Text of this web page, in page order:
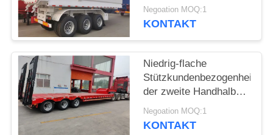
2/3/4 Achsen
hergestellt in China-
Negoation MOQ:1
KONTAKT
Niedrig-flache
Stützkundenbezogenheit
der zweite Handhalb
Anhänger-3axle 4axle
6axle
Negoation MOQ:1
KONTAKT